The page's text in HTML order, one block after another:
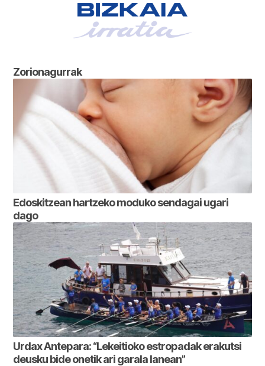
Zorionagurrak
Edoskitzean hartzeko moduko sendagai ugari
dago
Urdax Antepara: “Lekeitioko estropadak erakutsi
deusku bide onetik ari garala lanean”